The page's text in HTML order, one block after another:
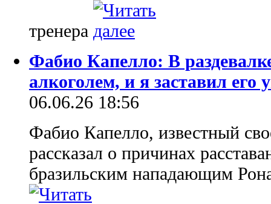
тренера
Фабио Капелло: В
алкоголем, и я заставил его
06.06.26 18:56
Фабио Капелло, известный
рассказал о причинах
бразильским нападающим